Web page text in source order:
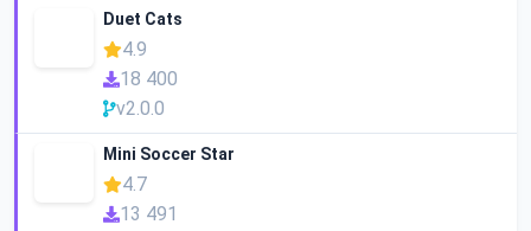
Duet Cats
4.9
18 400
v2.0.0
Mini Soccer Star
4.7
13 491